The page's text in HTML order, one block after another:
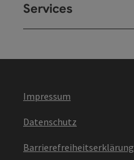
Services
Impressum
Datenschutz
Barrierefreiheitserklärung